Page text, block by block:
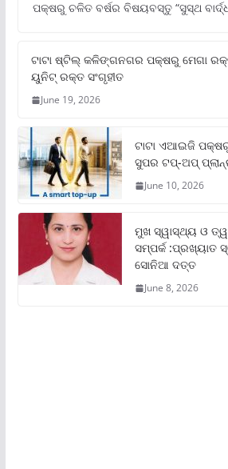
ପକ୍ଷରୁ ଚଳିତ ବର୍ଷର ବିଷୟବସ୍ତୁ “ସୁସ୍ଥ
ଟାଟା ଷ୍ଟିଲ୍‌ କଳିଙ୍ଗନଗର ପକ୍ଷରୁ ମେଗା
ୟୁନିଟ୍‌ ରକ୍ତ ସଂଗୃହୀତ
June 19, 2026
ଟାଟା ଏଆଇଜି
ସୁପର ଟପ୍‌-ଅପ୍
June 10, 2026
ମୁଖ ସ୍ୱାସ୍ଥ୍ୟ ଓ
ସମ୍ପର୍କ :ପ୍ରଖ୍ୟାତ
ସୋନିଆ ଦତ୍ତ
June 8, 2026